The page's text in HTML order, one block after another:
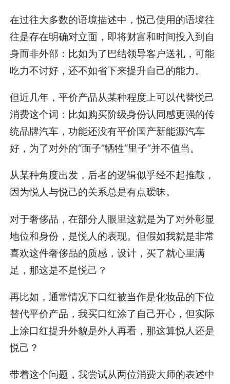
在过往大多数的语境描述中，悦己使用的语境往
往是存在明确对立面，即将财富和时间投入到自
身而非外部：比如为了巴结领导客户送礼，可能
吃力不讨好，还不如省下来提升自己的能力。
但近几年，平价产品从某种程度上可以代替悦己
消费这个词：比如购买阶级身份认同感更强的传
统品牌汽车，功能还没有平价国产新能源汽车
好，为了对外的“面子”牺牲“里子”并不值当。
从某种角度出发，后者的逻辑似乎经不起推敲，
因为悦人与悦己的关系总是有点暧昧。
对于奢侈品，在部分人眼里这就是为了对外彰显
地位和身份，是悦人的表现。但假如我就是非常
喜欢这件奢侈品的质感，设计，买了就心里满
足，那这是不是悦己？
再比如，通常情况下口红被当作是化妆品的下位
替代平价产品，我买口红涂了自己开心，但实际
上涂口红提升外貌是外人再看，那这算悦人还是
悦己？
带着这个问题，我尝试从两位消费大师的表述中